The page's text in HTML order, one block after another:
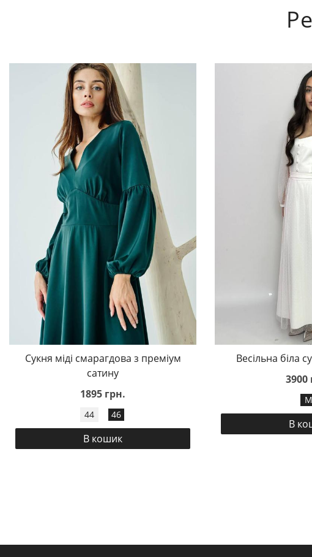
Сукня міді смарагдова з преміум
сатину
1895 грн.
44 46
В кошик
Весільна біла
3900
M
В